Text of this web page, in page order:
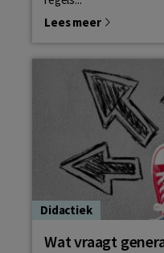
Lees meer
Didactiek
Wat vraagt